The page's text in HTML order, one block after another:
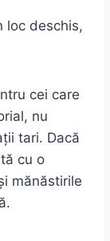
loc deschis,
cei care
nu
tari. Dacă
cu o
mănăstirile